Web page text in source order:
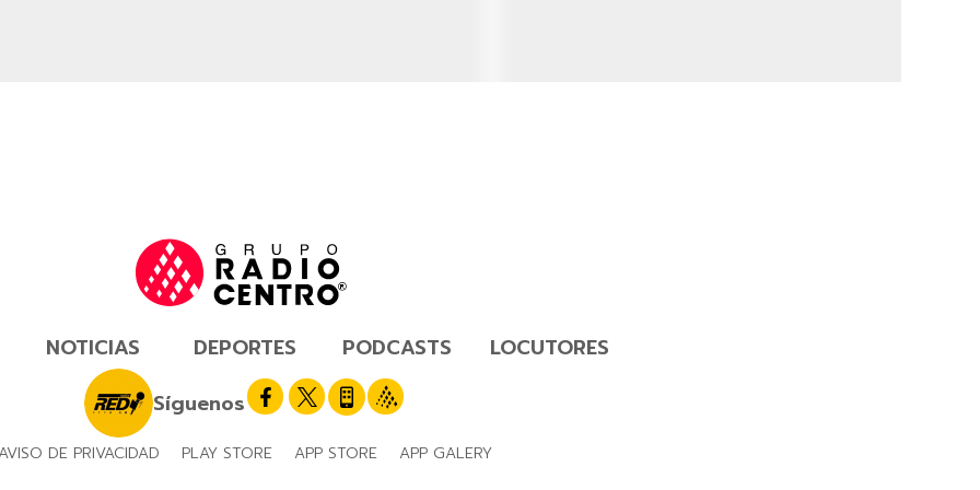
NOTICIAS DEPORTES PODCASTS
LOCUTORES
Síguenos
DE PRIVACIDAD PLAY STORE APP STORE APP GALERY